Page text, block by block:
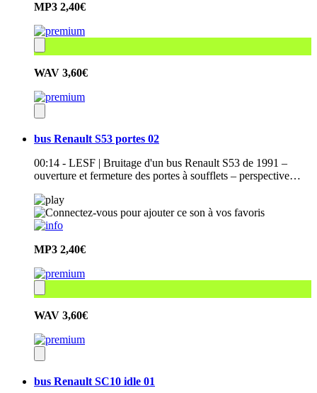
MP3 2,40€
WAV 3,60€
bus Renault S53 portes 02
00:14 - LESF | Bruitage d'un bus Renault S53 de 1991 –
ouverture et fermeture des portes à soufflets – perspective…
MP3 2,40€
WAV 3,60€
bus Renault SC10 idle 01